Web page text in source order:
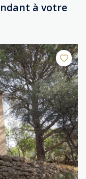
à votre